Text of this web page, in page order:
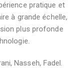
pratique et
à grande échelle,
plus profonde
Nasseh, Fadel.